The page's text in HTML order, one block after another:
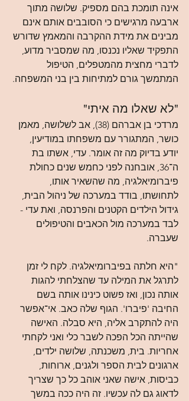
אינה תומכת בהם מספיק. שלושה מתוך
ארבעה מרגישים כי הסובבים אותם אינם
מבינים את מידת ההקרבה והמאמץ שדורש
התפקיד שאליו נכנסו, מה שמסביר מדוע,
לדברי מחצית מהמטפלים, הטיפול
המתמשך גורם למתיחות בין בני המשפחה.
"לא שאלו מה איתי"
מרדכי בן אברהם (38), אב לשלושה, מאמן
כושר, המתגורר עם משפחתו במודיעין,
יודע בדיוק מה זה אומר. עדי, אשתו בת
ה־36, אובחנה לפני כחמש שנים כחולת
פיברומיאלגיה, מה שהשאיר אותו,
לתחושתו, בודד במערכה של ניהול הבית,
גידול הילדים הקטנים והפרנסה, ואת עדי -
לבד במערכה מול הכאבים והטיפולים
שעברה.
"היא חלתה בפיברומיאלגיה. לקח לי זמן
לתרגל את המילה עד שהצלחתי להגות
אותה נכון, ואז פשוט כינינו אותה בשם
החיבה 'פיברו'. הגוף שלה כאב. אי־אפשר
היה להתקרב אליה, היא סבלה. האישה
שהייתה הכל הפכה לשבר כלי ואני לקחתי
אחריות. בית, משכנתה, שלושה ילדים,
ארגונים לבית הספר ולגנים, ארוחות,
כביסות, אישה שאני אוהב כל כך שצריך
לדאוג גם לה עכשיו. זה היה ככה במשך